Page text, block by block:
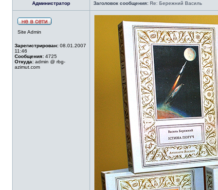
Администратор Заголовок сообщения: Re: Бережний Василь
Site Admin
Зарегистрирован: 08.01.2007
11:46
Сообщения: 4725
Откуда: admin @ rbg-
azimut.com